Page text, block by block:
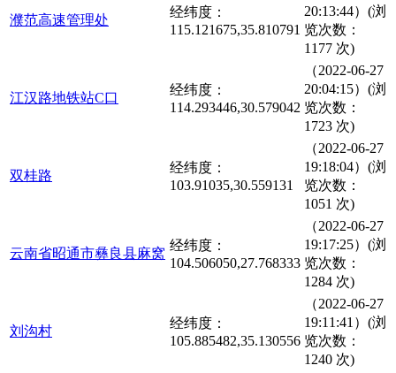
濮范高速管理处
经纬度：
115.121675,35.810791
20:13:44）(浏
览次数：
1177 次)
江汉路地铁站C口
经纬度：
114.293446,30.579042
（2022-06-27
20:04:15）(浏
览次数：
1723 次)
双桂路
经纬度：
103.91035,30.559131
（2022-06-27
19:18:04）(浏
览次数：
1051 次)
云南省昭通市彝良县麻窝
经纬度：
104.506050,27.768333
（2022-06-27
19:17:25）(浏
览次数：
1284 次)
刘沟村
经纬度：
105.885482,35.130556
（2022-06-27
19:11:41）(浏
览次数：
1240 次)